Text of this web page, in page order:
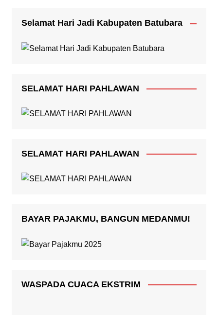
Selamat Hari Jadi Kabupaten Batubara
SELAMAT HARI PAHLAWAN
SELAMAT HARI PAHLAWAN
BAYAR PAJAKMU, BANGUN MEDANMU!
WASPADA CUACA EKSTRIM